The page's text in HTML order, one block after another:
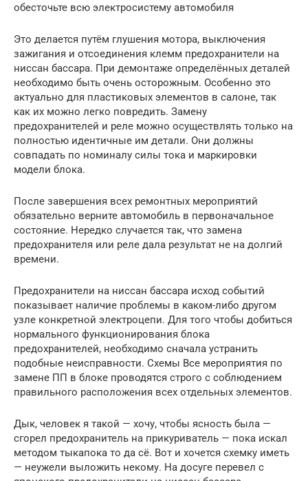
обесточьте всю электросистему автомобиля
Это делается путём глушения мотора, выключения
зажигания и отсоединения клемм предохранители на
ниссан бассара. При демонтаже определённых деталей
необходимо быть очень осторожным. Особенно это
актуально для пластиковых элементов в салоне, так
как их можно легко повредить. Замену
предохранителей и реле можно осуществлять только на
полностью идентичные им детали. Они должны
совпадать по номиналу силы тока и маркировки
модели блока.
После завершения всех ремонтных мероприятий
обязательно верните автомобиль в первоначальное
состояние. Нередко случается так, что замена
предохранителя или реле дала результат не на долгий
времени.
Предохранители на ниссан бассара исход событий
показывает наличие проблемы в каком-либо другом
узле конкретной электроцепи. Для того чтобы добиться
нормального функционирования блока
предохранителей, необходимо сначала устранить
подобные неисправности. Схемы Все мероприятия по
замене ПП в блоке проводятся строго с соблюдением
правильного расположения всех отдельных элементов.
Дык, человек я такой — хочу, чтобы ясность была —
сгорел предохранитель на прикуриватель — пока искал
методом тыкапока то да сё. Вот и хочется схемку иметь
— неужели выложить некому. На досуге перевел с